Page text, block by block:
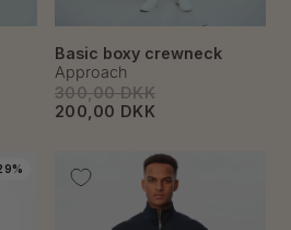
Basic boxy crewneck
300,00 DKK
200,00 DKK
Approach